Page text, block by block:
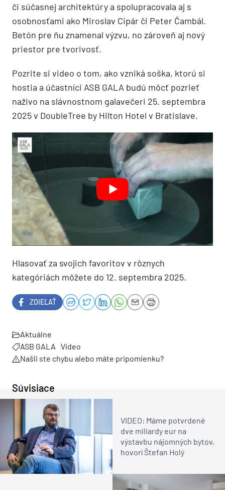
či súčasnej architektúry a spolupracovala aj s
osobnosťami ako Miroslav Cipár či Peter Čambál.
Betón pre ňu znamenal výzvu, no zároveň aj nový
priestor pre tvorivosť.
Pozrite si video o tom, ako vzniká soška, ktorú si
hostia a účastníci ASB GALA budú môcť pozrieť
naživo na slávnostnom galavečeri 25. septembra
2025 v DoubleTree by Hilton Hotel v Bratislave.
Hlasovať za svojich favoritov v rôznych
kategóriách môžete do 12. septembra 2025.
ZDIEĽAŤ
Aktuálne
ASB GALA Video
Našli ste chybu alebo máte pripomienku?
Súvisiace
VIDEO: Máme potvrdené
dve miliardy eur na
výstavbu nájomných bytov,
hovorí Štefan Holý